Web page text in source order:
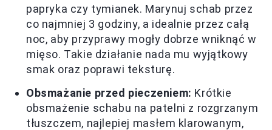
papryka czy tymianek. Marynuj schab przez
co najmniej 3 godziny, a idealnie przez całą
noc, aby przyprawy mogły dobrze wniknąć w
mięso. Takie działanie nada mu wyjątkowy
smak oraz poprawi teksturę.
Obsmażanie przed pieczeniem: Krótkie
obsmażenie schabu na patelni z rozgrzanym
tłuszczem, najlepiej masłem klarowanym,